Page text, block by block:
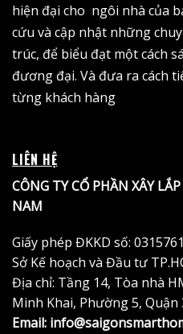
hiện đại cho ngôi nhà của
cứu và cập nhật những
trúc, để biểu đạt một cách
đương đại. Và đưa ra cách
từng khách hàng
LIÊN HỆ
CÔNG TY CỔ PHẦN XÂY
NAM
Giấy phép ĐKKD số:
Sở Kế hoạch và Đầu tư
Địa chỉ: Tầng 14, Tòa nhà
Minh Khai, Phường 5, Quận
Email: